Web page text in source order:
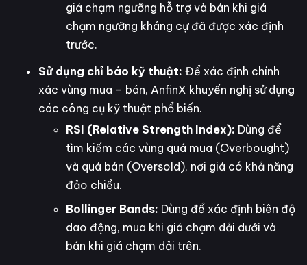
giá chạm ngưỡng hỗ trợ và bán khi giá
chạm ngưỡng kháng cự đã được xác định
trước.
Sử dụng chỉ báo kỹ thuật: Để xác định chính
xác vùng mua – bán, AnfinX khuyến nghị sử dụng
các công cụ kỹ thuật phổ biến.
RSI (Relative Strength Index): Dùng để
tìm kiếm các vùng quá mua (Overbought)
và quá bán (Oversold), nơi giá có khả năng
đảo chiều.
Bollinger Bands: Dùng để xác định biên độ
dao động, mua khi giá chạm dải dưới và
bán khi giá chạm dải trên.